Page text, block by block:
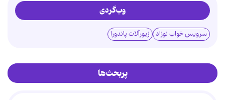
وب‌گردی
سرویس خواب نوزاد زیورآلات پاندورا
پربحث‌ها